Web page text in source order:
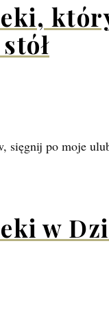
sięgnij po moje
w